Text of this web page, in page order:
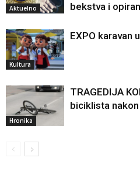
Aktuelno
bekstva i
Kultura
EXPO karavan
Hronika
TRAGEDIJA
biciklista